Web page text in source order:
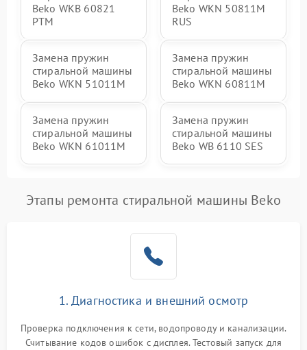
Beko WKB 60821
PTМ
Beko WKN 50811M
RUS
Замена пружин
стиральной машины
Beko WKN 51011M
Замена пружин
стиральной машины
Beko WKN 60811M
Замена пружин
стиральной машины
Beko WKN 61011M
Замена пружин
стиральной машины
Beko WB 6110 SES
Этапы ремонта стиральной машины Beko
1. Диагностика и внешний осмотр
Проверка подключения к сети, водопроводу и канализации.
Считывание кодов ошибок с дисплея. Тестовый запуск для